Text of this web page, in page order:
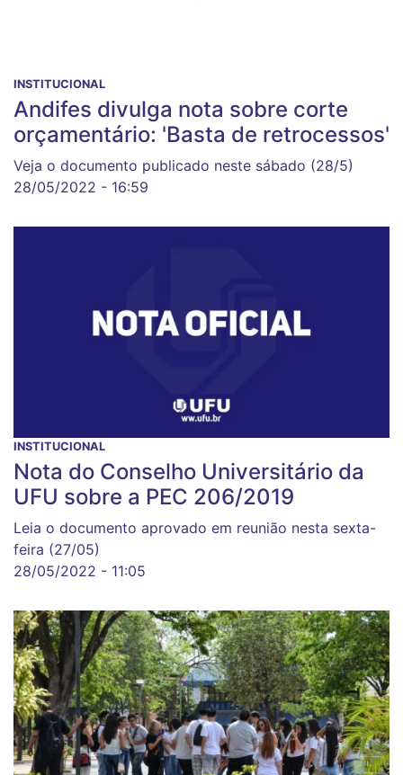
INSTITUCIONAL
Andifes divulga nota sobre corte
orçamentário: 'Basta de retrocessos'
Veja o documento publicado neste sábado (28/5)
28/05/2022 - 16:59
INSTITUCIONAL
Nota do Conselho Universitário da
UFU sobre a PEC 206/2019
Leia o documento aprovado em reunião nesta sexta-
feira (27/05)
28/05/2022 - 11:05